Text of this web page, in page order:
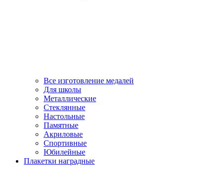
Все изготовление медалей
Для школы
Металлические
Стеклянные
Настольные
Памятные
Акриловые
Спортивные
Юбилейные
Плакетки наградные